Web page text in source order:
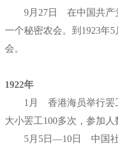
9月27日 在中国共产党
一个秘密农会。到1923年
会。
1922年
1月 香港海员举行罢工
大小罢工100多次，参加人
5月5日—10日 中国社会